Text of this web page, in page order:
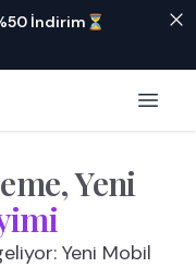
İndirim⏳
Open
Yeni
Yeni Mobil